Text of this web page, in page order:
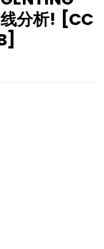
分析! [CC